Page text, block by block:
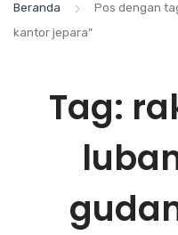
Beranda
Pos dengan
kantor jepara”
Tag: